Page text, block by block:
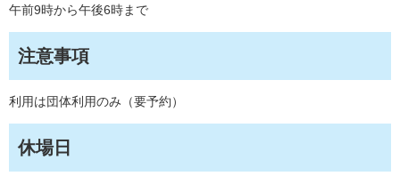
午前9時から午後6時まで
注意事項
利用は団体利用のみ（要予約）
休場日